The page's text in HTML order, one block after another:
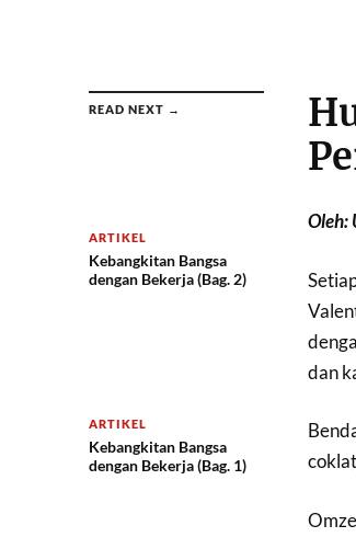
READ NEXT →
ARTIKEL
Kebangkitan Bangsa
dengan Bekerja (Bag. 2)
ARTIKEL
Kebangkitan Bangsa
dengan Bekerja (Bag. 1)
Oleh:
dan